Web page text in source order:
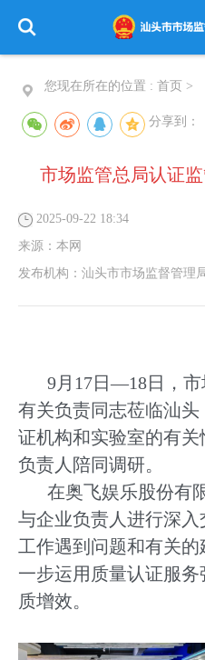
您现在所在的位置 : 首页 >
分享到：
市场监管总局认证
2025-09-22 18:34
来源： 本网
发布机构： 汕头市市场监督管理
9月17日—18日，市
有关负责同志莅临汕头
证机构和实验室的有
负责人陪同调研。
在奥飞娱乐股份有
与企业负责人进行深
工作遇到问题和有关
一步运用质量认证服
质增效。